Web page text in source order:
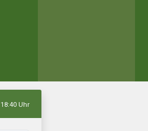
18:40 Uhr